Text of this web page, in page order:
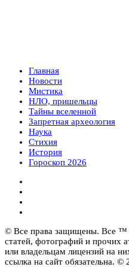
Главная
Новости
Мистика
НЛО, пришельцы
Тайны вселенной
Запретная археология
Наука
Стихия
История
Гороскоп 2026
© Все права защищены. Все ™
статей, фотографий и прочих
или владельцам лицензий на
ссылка на сайт обязательна.